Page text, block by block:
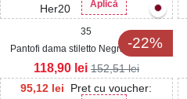
Her20
Aplică
-22%
35
Pantofi dama stiletto Negri din Piele
Ecologica Intoarsa Davyn
95,12 lei
Pret cu voucher:
118,90 lei 152,51lei